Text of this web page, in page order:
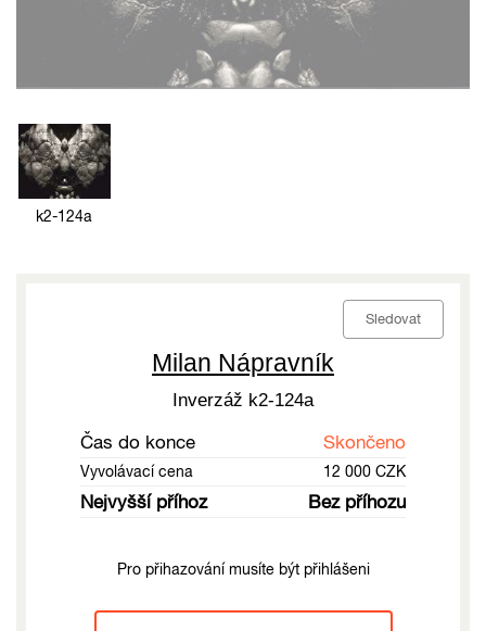
k2-124a
Sledovat
Milan Nápravník
Inverzáž k2-124a
Čas do konce Skončeno
Vyvolávací cena 12 000 CZK
Nejvyšší příhoz Bez příhozu
Pro přihazování musíte být přihlášeni